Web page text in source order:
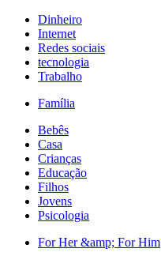
Dinheiro
Internet
Redes sociais
tecnologia
Trabalho
Família
Bebês
Casa
Crianças
Educação
Filhos
Jovens
Psicologia
For Her &amp; For Him